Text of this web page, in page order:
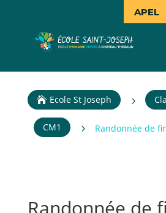
APEL
 Ecole St Joseph 5
CM1 5 Randonnée de
Randonnée de